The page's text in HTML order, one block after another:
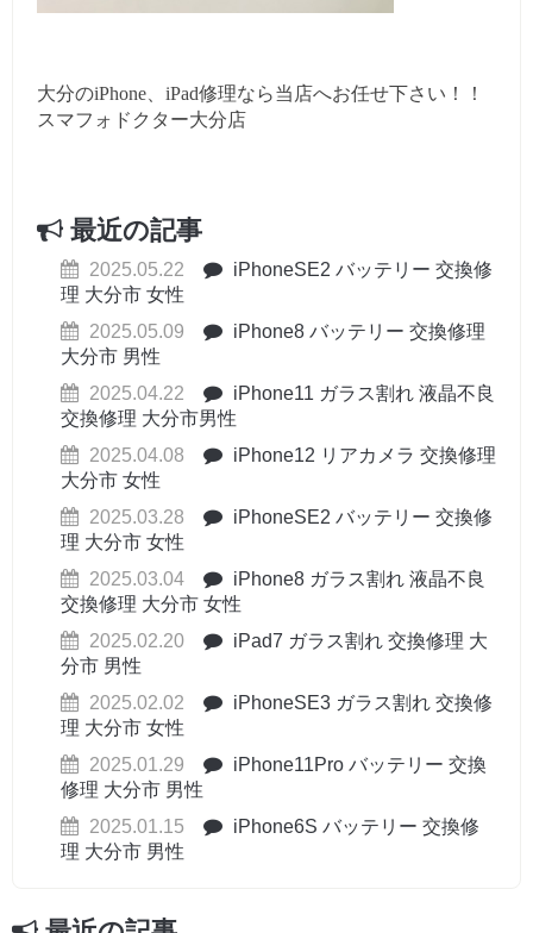
大分のiPhone、iPad修理なら当店へお任せ下さい！！
スマフォドクター大分店
最近の記事
2025.05.22
iPhoneSE2 バッテリー 交換修
理 大分市 女性
2025.05.09
iPhone8 バッテリー 交換修理
大分市 男性
2025.04.22
iPhone11 ガラス割れ 液晶不良
交換修理 大分市男性
2025.04.08
iPhone12 リアカメラ 交換修理
大分市 女性
2025.03.28
iPhoneSE2 バッテリー 交換修
理 大分市 女性
2025.03.04
iPhone8 ガラス割れ 液晶不良
交換修理 大分市 女性
2025.02.20
iPad7 ガラス割れ 交換修理 大
分市 男性
2025.02.02
iPhoneSE3 ガラス割れ 交換修
理 大分市 女性
2025.01.29
iPhone11Pro バッテリー 交換
修理 大分市 男性
2025.01.15
iPhone6S バッテリー 交換修
理 大分市 男性